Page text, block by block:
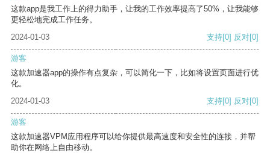
这款app是我工作上的得力助手，让我的工作效率提高了50%，让我能够
更轻松地完成工作任务。
2024-01-03
支持[0] 反对[0]
游客
这款加速器app的操作有点复杂，可以简化一下，比如将设置页面进行优
化。
2024-01-03
支持[0] 反对[0]
游客
这款加速器VPM应用程序可以给你提供最高速度和安全性的连接，并帮
助你在网络上自由移动。